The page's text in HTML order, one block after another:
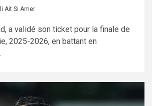
Ait Si Amer
a validé son ticket pour la finale de
2025-2026, en battant en